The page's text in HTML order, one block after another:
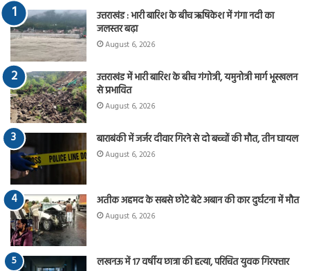
उत्तराखंड : भारी बारिश के बीच ऋषिकेश में गंगा नदी का
जलस्तर बढ़ा
August 6, 2026
उत्तराखंड में भारी बारिश के बीच गंगोत्री, यमुनोत्री मार्ग भूस्खलन
से प्रभावित
August 6, 2026
बाराबंकी में जर्जर दीवार गिरने से दो बच्चों की मौत, तीन घायल
August 6, 2026
अतीक अहमद के सबसे छोटे बेटे अबान की कार दुर्घटना में मौत
August 6, 2026
लखनऊ में 17 वर्षीय छात्रा की हत्या, परिचित युवक गिरफ्तार